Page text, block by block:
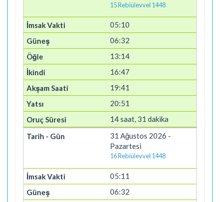
15 Rebiülevvel 1448
05:10
06:32
13:14
16:47
19:41
20:51
14 saat, 31 dakika
31 Ağustos 2026 -
Pazartesi
16 Rebiülevvel 1448
05:11
06:32